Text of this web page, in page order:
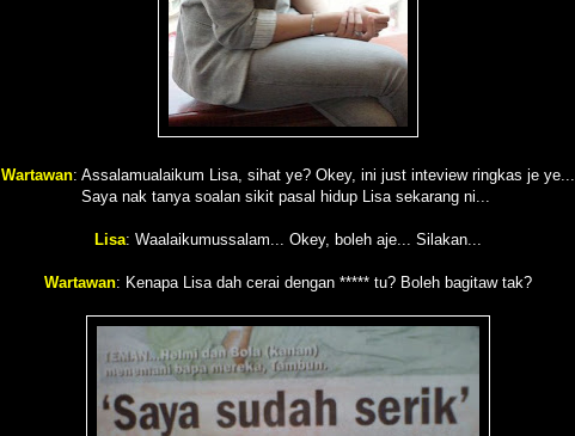
Wartawan: Assalamualaikum Lisa, sihat ye? Okey, ini just inteview ringkas je ye...
Saya nak tanya soalan sikit pasal hidup Lisa sekarang ni...
Lisa: Waalaikumussalam... Okey, boleh aje... Silakan...
Wartawan: Kenapa Lisa dah cerai dengan ***** tu? Boleh bagitaw tak?